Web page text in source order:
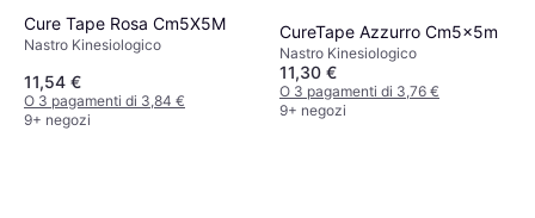
Cure Tape Rosa Cm5X5M
Nastro Kinesiologico
11,54 €
O 3 pagamenti di 3,84 €
9+ negozi
CureTape Azzurro Cm5x5m
Nastro Kinesiologico
11,30 €
O 3 pagamenti di 3,76 €
9+ negozi